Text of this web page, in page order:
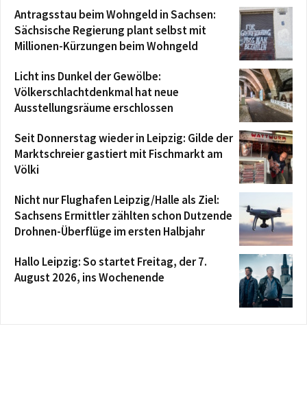
Antragsstau beim Wohngeld in Sachsen:
Sächsische Regierung plant selbst mit
Millionen-Kürzungen beim Wohngeld
Licht ins Dunkel der Gewölbe:
Völkerschlachtdenkmal hat neue
Ausstellungsräume erschlossen
Seit Donnerstag wieder in Leipzig: Gilde der
Marktschreier gastiert mit Fischmarkt am
Völki
Nicht nur Flughafen Leipzig/Halle als Ziel:
Sachsens Ermittler zählten schon Dutzende
Drohnen-Überflüge im ersten Halbjahr
Hallo Leipzig: So startet Freitag, der 7.
August 2026, ins Wochenende